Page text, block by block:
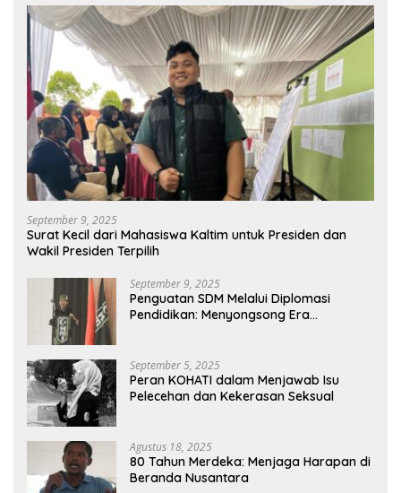
September 9, 2025
Surat Kecil dari Mahasiswa Kaltim untuk Presiden dan
Wakil Presiden Terpilih
September 9, 2025
Penguatan SDM Melalui Diplomasi
Pendidikan: Menyongsong Era
September 5, 2025
Peran KOHATI dalam Menjawab Isu
Pelecehan dan Kekerasan Seksual
Agustus 18, 2025
80 Tahun Merdeka: Menjaga Harapan di
Beranda Nusantara